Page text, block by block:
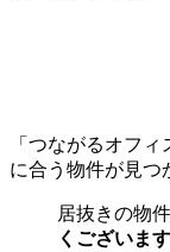
「つながるオフ
に合う物件が見つ
居抜きの物
くございま